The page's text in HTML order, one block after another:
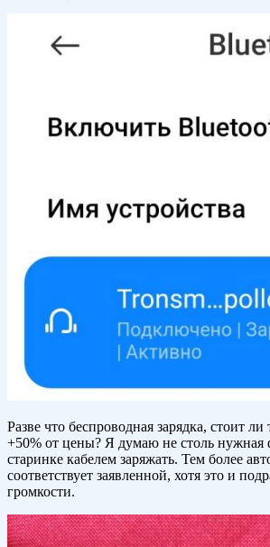
Разве что беспроводная зарядка, стоит
+50% от цены? Я думаю не столь
старинке кабелем заряжать. Тем более
соответствует заявленной, хотя это и
громкости.